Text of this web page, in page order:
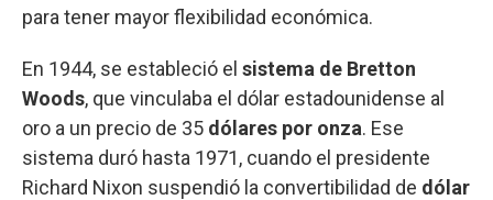
para tener mayor flexibilidad económica.
En 1944, se estableció el sistema de Bretton
Woods, que vinculaba el dólar estadounidense al
oro a un precio de 35 dólares por onza. Ese
sistema duró hasta 1971, cuando el presidente
Richard Nixon suspendió la convertibilidad de dólar